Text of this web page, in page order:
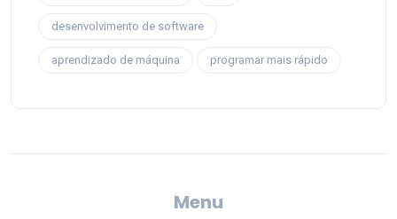
desenvolvimento de software
aprendizado de máquina programar mais rápido
Menu